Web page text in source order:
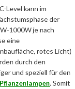
Level kann im
der
1000W je nach
eine
rotes Licht)
durch den
und speziell für den
. Somit